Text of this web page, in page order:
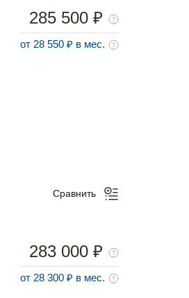
285 500 ₽
от 28 550 ₽ в мес.
Сравнить
283 000 ₽
от 28 300 ₽ в мес.